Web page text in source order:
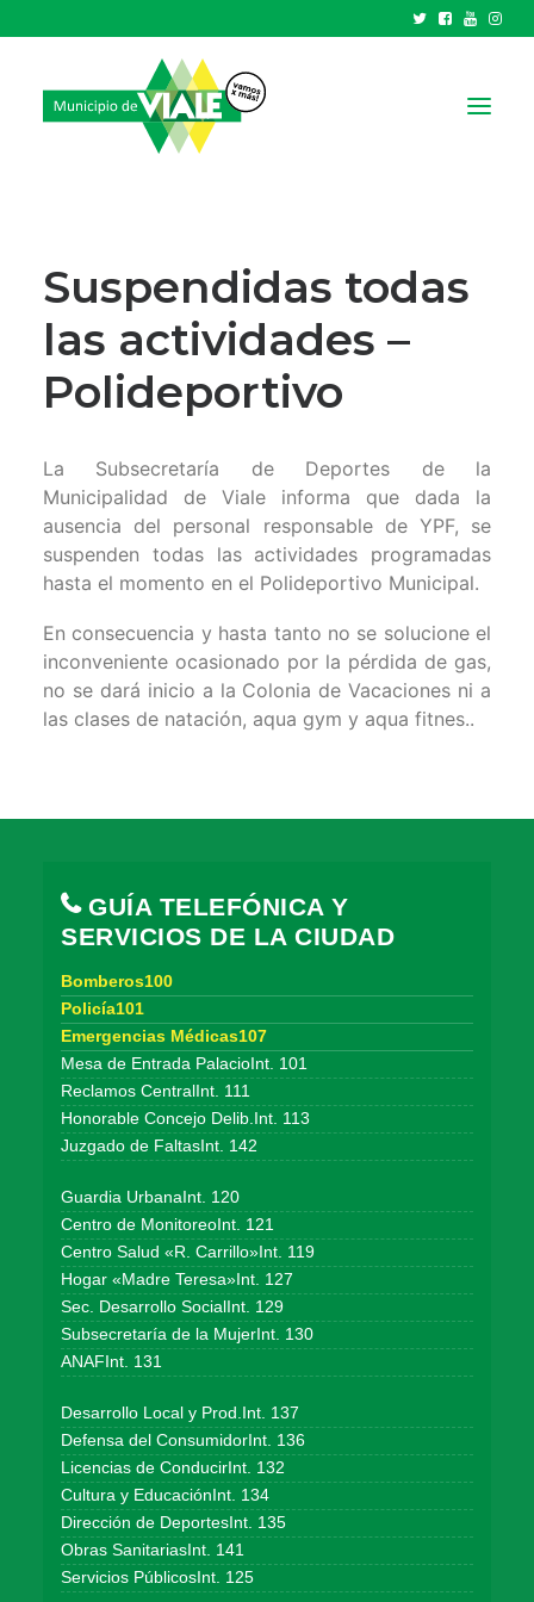
HCD
TRÁMITES Y SERVICIOS
CIUDAD
RECAUDACIONES
Suspendidas todas
las actividades –
Polideportivo
La Subsecretaría de Deportes de la
Municipalidad de Viale informa que dada la
ausencia del personal responsable de YPF, se
suspenden todas las actividades programadas
hasta el momento en el Polideportivo Municipal.
En consecuencia y hasta tanto no se solucione el
inconveniente ocasionado por la pérdida de gas,
no se dará inicio a la Colonia de Vacaciones ni a
las clases de natación, aqua gym y aqua fitnes..
GUÍA TELEFÓNICA Y
SERVICIOS DE LA CIUDAD
Bomberos100
Policía101
Emergencias Médicas107
Mesa de Entrada PalacioInt. 101
Reclamos CentralInt. 111
Honorable Concejo Delib.Int. 113
Juzgado de FaltasInt. 142
Guardia UrbanaInt. 120
Centro de MonitoreoInt. 121
Centro Salud «R. Carrillo»Int. 119
Hogar «Madre Teresa»Int. 127
Sec. Desarrollo SocialInt. 129
Subsecretaría de la MujerInt. 130
ANAFInt. 131
Desarrollo Local y Prod.Int. 137
Defensa del ConsumidorInt. 136
Licencias de ConducirInt. 132
Cultura y EducaciónInt. 134
Dirección de DeportesInt. 135
Obras SanitariasInt. 141
Servicios PúblicosInt. 125